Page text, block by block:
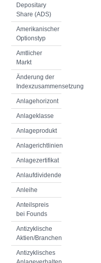
Depositary
Share (ADS)
Amerikanischer
Optionstyp
Amtlicher
Markt
Änderung der
Indexzusammensetzung
Anlagehorizont
Anlageklasse
Anlageprodukt
Anlagerichtlinien
Anlagezertifikat
Anlaufdividende
Anleihe
Anteilspreis
bei Founds
Antizyklische
Aktien/Branchen
Antizyklisches